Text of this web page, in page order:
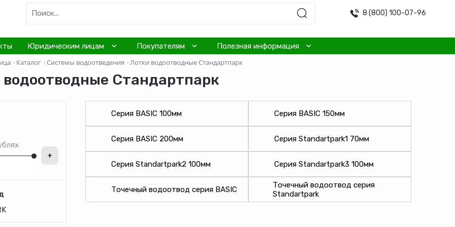
8 (800) 100-07-96
Юридическим лицам Покупателям Полезная информация
· Каталог ·Системы водоотведения ·Лотки водоотводные Стандартпарк
Стандартпарк
+
Серия BASIC 100мм Серия BASIC 150мм
Серия BASIC 200мм Серия Standartpark1 70мм
Серия Standartpark2 100мм Серия Standartpark3 100мм
Точечный водоотвод серия BASIC
Точечный водоотвод серия
Standartpark